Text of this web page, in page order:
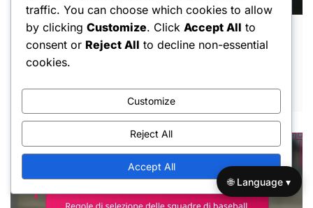
Idoneità dei volontari per il baseball della
Little League: Coaching, Ruoli, Verifiche
FEB 6, 2026
traffic. You can choose which cookies to allow
by clicking Customize. Click Accept All to
consent or Reject All to decline non-essential
cookies.
Customize
Reject All
Accept All
🌐 Language ▾